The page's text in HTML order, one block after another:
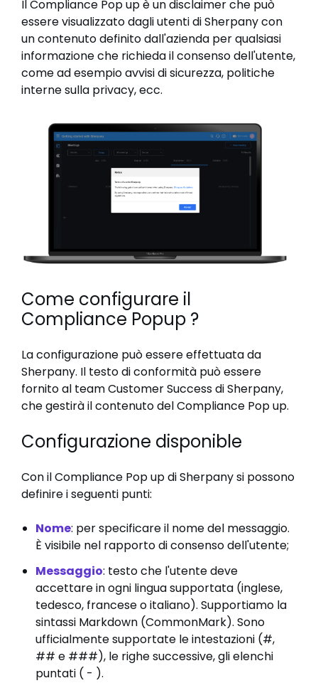
Il Compliance Pop up è un disclaimer che può
essere visualizzato dagli utenti di Sherpany con
un contenuto definito dall'azienda per qualsiasi
informazione che richieda il consenso dell'utente,
come ad esempio avvisi di sicurezza, politiche
interne sulla privacy, ecc.
Come configurare il
Compliance Popup ?
La configurazione può essere effettuata da
Sherpany. Il testo di conformità può essere
fornito al team Customer Success di Sherpany,
che gestirà il contenuto del Compliance Pop up.
Configurazione disponible
Con il Compliance Pop up di Sherpany si possono
definire i seguenti punti:
Nome: per specificare il nome del messaggio.
È visibile nel rapporto di consenso dell'utente;
Messaggio: testo che l'utente deve
accettare in ogni lingua supportata (inglese,
tedesco, francese o italiano). Supportiamo la
sintassi Markdown (CommonMark). Sono
ufficialmente supportate le intestazioni (#,
## e ###), le righe successive, gli elenchi
puntati ( - ).